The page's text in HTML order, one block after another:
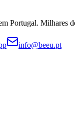
Portugal. Milhares
info@beeu.pt